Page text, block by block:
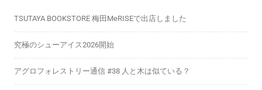
TSUTAYA BOOKSTORE 梅田MeRISEで出店しました
究極のシューアイス2026開始
アグロフォレストリー通信 #38 人と木は似ている？